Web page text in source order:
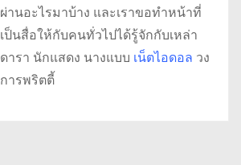
ผ่านอะไรมาบ้าง และเราขอทำหน้าที่
เป็นสื่อให้กับคนทั่วไปได้รู้จักกับเหล่า
ดารา นักแสดง นางแบบ เน็ตไอดอล วง
การพริตตี้